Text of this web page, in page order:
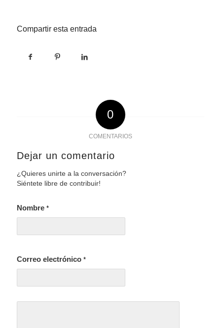
Compartir esta entrada
0
COMENTARIOS
Dejar un comentario
¿Quieres unirte a la conversación?
Siéntete libre de contribuir!
Nombre *
Correo electrónico *